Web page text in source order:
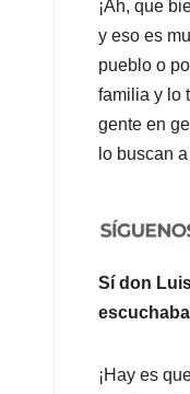
¡Ah, que
y eso es
pueblo o
familia y lo
gente en
lo buscan
Sí don
¡Hay es